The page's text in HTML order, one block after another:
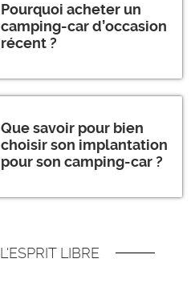
Pourquoi acheter un
camping-car d’occasion
récent ?
Que savoir pour bien
choisir son implantation
pour son camping-car ?
L'ESPRIT LIBRE